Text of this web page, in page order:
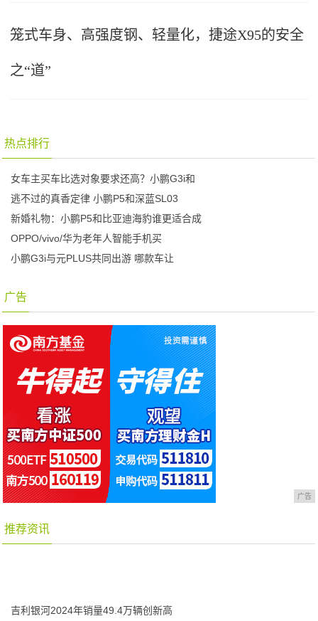
笼式车身、高强度钢、轻量化，捷途X95的安全
之“道”
热点排行
女车主买车比选对象要求还高？小鹏G3i和
逃不过的真香定律 小鹏P5和深蓝SL03
新婚礼物：小鹏P5和比亚迪海豹谁更适合成
OPPO/vivo/华为老年人智能手机买
小鹏G3i与元PLUS共同出游 哪款车让
广告
广告
推荐资讯
吉利银河2024年销量49.4万辆创新高